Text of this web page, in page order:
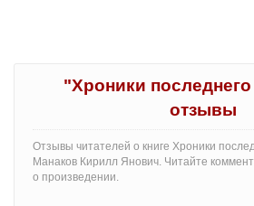
"Хроники
отзывы
Отзывы читателей о книге Хроники
Манаков Кирилл Янович. Читайте
о произведении.